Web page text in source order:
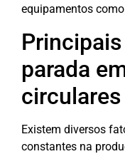
equipamentos
parada
circulares
Existem diversos
constantes na